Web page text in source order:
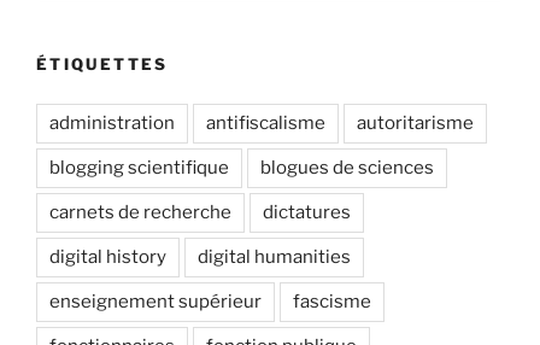
ÉTIQUETTES
administration antifiscalisme autoritarisme
blogging scientifique blogues de sciences
carnets de recherche dictatures
digital history digital humanities
enseignement supérieur fascisme